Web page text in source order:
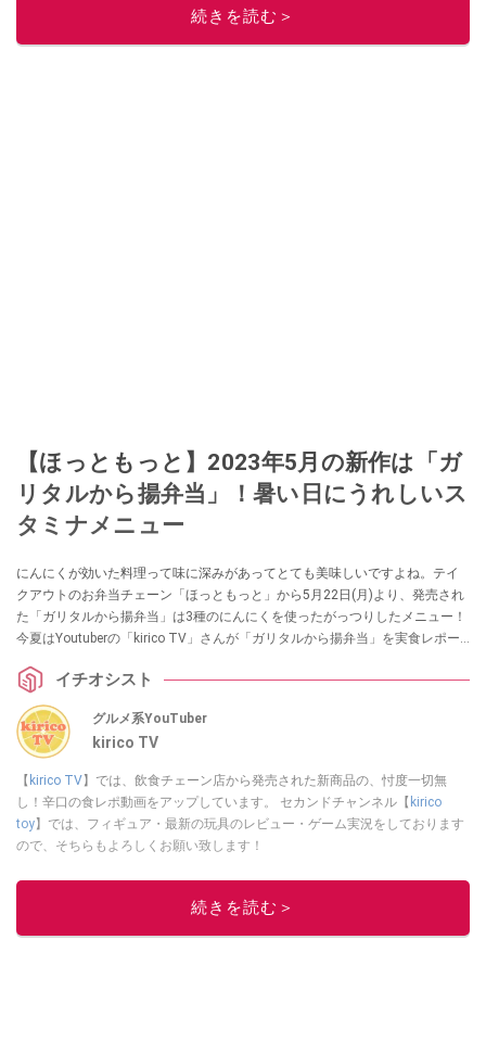
続きを読む＞
【ほっともっと】2023年5月の新作は「ガ
リタルから揚弁当」！暑い日にうれしいス
タミナメニュー
にんにくが効いた料理って味に深みがあってとても美味しいですよね。テイ
クアウトのお弁当チェーン「ほっともっと」から5月22日(月)より、発売され
た「ガリタルから揚弁当」は3種のにんにくを使ったがっつりしたメニュー！
今夏はYoutuberの「kirico TV」さんが「ガリタルから揚弁当」を実食レポー
度味わってみてくださいね。
イチオシスト
グルメ系YouTuber
kirico TV
【 kirico TV】では、飲食チェーン店から発売された新商品の、忖度一切無
し！辛口の食レポ動画をアップしています。 セカンドチャンネル【 kirico
toy】では、フィギュア・最新の玩具のレビュー・ゲーム実況をしております
ので、そちらもよろしくお願い致します！
このイチオシストの他の記事を読む
続きを読む＞